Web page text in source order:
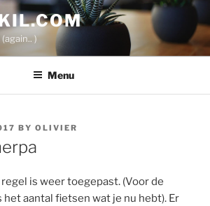
)
Menu
BY OLIVIER
is weer toegepast. (Voor de
aantal fietsen wat je nu hebt). Er